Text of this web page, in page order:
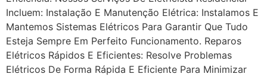
Incluem: Instalação E Manutenção Elétrica: Instalamos E
Mantemos Sistemas Elétricos Para Garantir Que Tudo
Esteja Sempre Em Perfeito Funcionamento. Reparos
Elétricos Rápidos E Eficientes: Resolve Problemas
Elétricos De Forma Rápida E Eficiente Para Minimizar